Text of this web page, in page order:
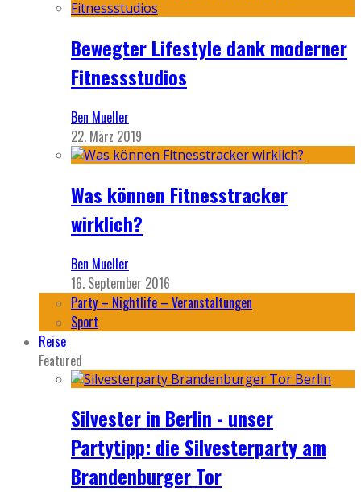
Bewegter Lifestyle dank moderner
Fitnessstudios
Ben Mueller
22. März 2019
Was können Fitnesstracker
wirklich?
Ben Mueller
16. September 2016
Party – Nightlife – Veranstaltungen
Sport
Reise
Featured
Silvester in Berlin - unser
Partytipp: die Silvesterparty am
Brandenburger Tor